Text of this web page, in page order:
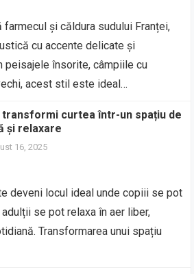
și căldura sudului Franței,
cu accente delicate și
peisajele însorite, câmpiile cu
acest stil este ideal…
transformi curtea într-un spațiu de
și relaxare
16, 2025
deveni locul ideal unde copiii se pot
se pot relaxa în aer liber,
Transformarea unui spațiu